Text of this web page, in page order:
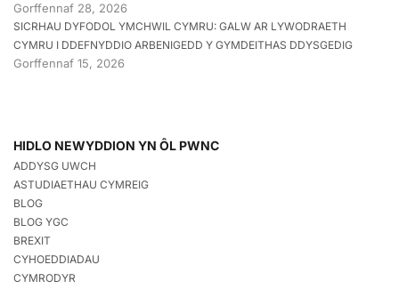
Gorffennaf 28, 2026
SICRHAU DYFODOL YMCHWIL CYMRU: GALW AR LYWODRAETH
CYMRU I DDEFNYDDIO ARBENIGEDD Y GYMDEITHAS DDYSGEDIG
Gorffennaf 15, 2026
HIDLO NEWYDDION YN ÔL PWNC
ADDYSG UWCH
ASTUDIAETHAU CYMREIG
BLOG
BLOG YGC
BREXIT
CYHOEDDIADAU
CYMRODYR